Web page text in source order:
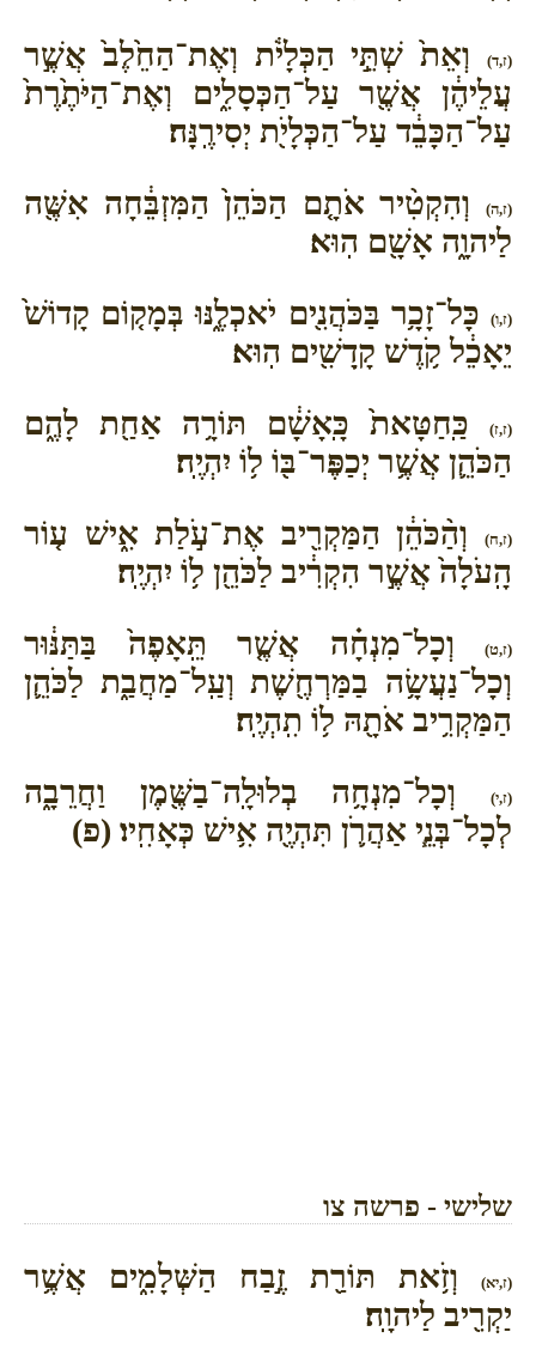
(ז,ד)
וְאֵת֙ שְׁתֵּ֣י הַכְּלָיֹ֔ת וְאֶת־הַחֵ֙לֶב֙ אֲשֶׁ֣ר
עֲלֵיהֶ֔ן אֲשֶׁ֖ר עַל־הַכְּסָלִ֑ים וְאֶת־הַיֹּתֶ֙רֶת֙
עַל־הַכָּבֵ֔ד עַל־הַכְּלָיֹ֖ת יְסִירֶֽנָּה׃
(ז,ה)
וְהִקְטִ֨יר אֹתָ֤ם הַכֹּהֵן֙ הַמִּזְבֵּ֔חָה אִשֶּׁ֖ה
לַיהוָ֑ה אָשָׁ֖ם הֽוּא׃
(ז,ו)
כָּל־זָכָ֥ר בַּכֹּהֲנִ֖ים יֹאכְלֶ֑נּוּ בְּמָק֤וֹם קָדוֹשׁ֙
יֵאָכֵ֔ל קֹ֥דֶשׁ קָֽדָשִׁ֖ים הֽוּא׃
(ז,ז)
כַּֽחַטָּאת֙ כָּֽאָשָׁ֔ם תּוֹרָ֥ה אַחַ֖ת לָהֶ֑ם
הַכֹּהֵ֛ן אֲשֶׁ֥ר יְכַפֶּר־בּ֖וֹ ל֥וֹ יִהְיֶֽה׃
(ז,ח)
וְהַ֨כֹּהֵ֔ן הַמַּקְרִ֖יב אֶת־עֹ֣לַת אִ֑ישׁ ע֤וֹר
הָֽעֹלָה֙ אֲשֶׁ֣ר הִקְרִ֔יב לַכֹּהֵ֖ן ל֥וֹ יִהְיֶֽה׃
(ז,ט)
וְכָל־מִנְחָ֗ה אֲשֶׁ֤ר תֵּֽאָפֶה֙ בַּתַּנּ֔וּר
וְכָל־נַעֲשָׂ֥ה בַמַּרְחֶ֖שֶׁת וְעַֽל־מַחֲבַ֑ת לַכֹּהֵ֛ן
הַמַּקְרִ֥יב אֹתָ֖הּ ל֥וֹ תִֽהְיֶֽה׃
(ז,י)
וְכָל־מִנְחָ֥ה בְלוּלָֽה־בַשֶּׁ֖מֶן וַחֲרֵבָ֑ה
לְכָל־בְּנֵ֧י אַהֲרֹ֛ן תִּהְיֶ֖ה אִ֥ישׁ כְּאָחִֽיו׃ (פ)
שלישי - פרשה צו
(ז,יא)
וְזֹ֥את תּוֹרַ֖ת זֶ֣בַח הַשְּׁלָמִ֑ים אֲשֶׁ֥ר
יַקְרִ֖יב לַיהוָֽה׃